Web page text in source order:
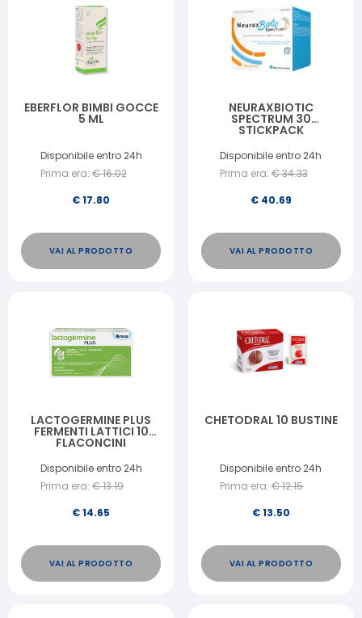
EBERFLOR BIMBI GOCCE
5 ML
Disponibile entro 24h
Prima era: €16.02
€17.80
VAI AL PRODOTTO
NEURAXBIOTIC
SPECTRUM 30
STICKPACK
Disponibile entro 24h
Prima era: €34.33
€ 40.69
VAI AL PRODOTTO
LACTOGERMINE PLUS
FERMENTI LATTICI 10
FLACONCINI
Disponibile entro 24h
Prima era: €13.19
€14.65
VAI AL PRODOTTO
CHETODRAL 10 BUSTINE
Disponibile entro 24h
Prima era: €12.15
€13.50
VAI AL PRODOTTO